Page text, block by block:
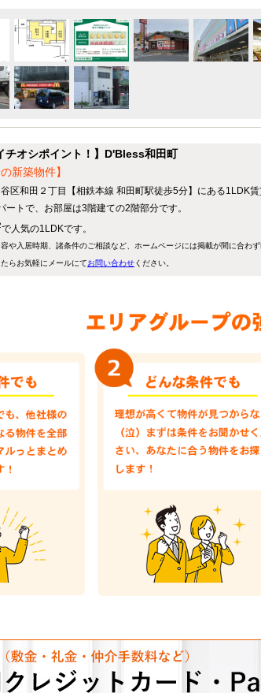
チオシポイント！】D'Bless和田町
新築物件】
区和田２丁目【相鉄本線 和田町駅徒歩5分】にある1LDK賃
ートで、お部屋は3階建ての2階部分です。
で人気の1LDKです。
や入居時期、諸条件のご相談など、ホームページには掲載が間に合わず
らお気軽にメールにてお問い合わせください。